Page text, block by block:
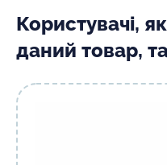
Користувачі,
даний товар,